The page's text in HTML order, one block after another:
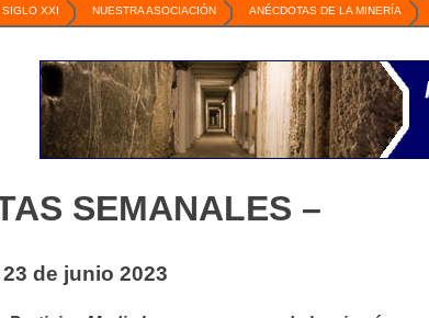
SIGLO XXI NUESTRA ASOCIACIÓN ANÉCDOTAS DE LA MINERÍA
SEMANALES –
de junio 2023